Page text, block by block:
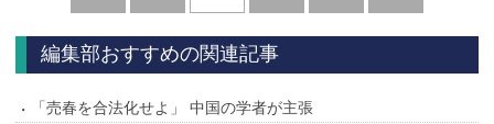
へ
へ
編集部おすすめの関連記事
「売春を合法化せよ」 中国の学者が主張